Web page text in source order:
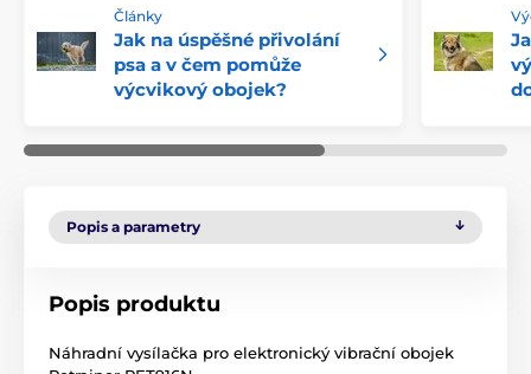
Články
Jak na úspěšné přivolání
psa a v čem pomůže
výcvikový obojek?
Popis a parametry
Popis produktu
Náhradní vysílačka pro elektronický vibrační obojek